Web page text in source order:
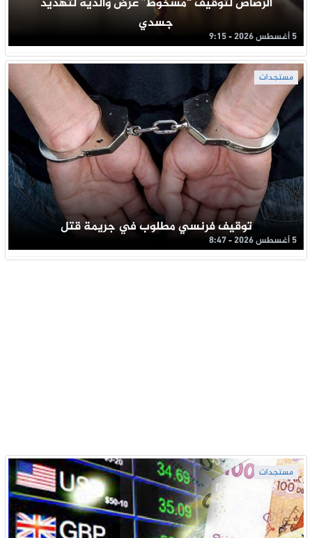
جسدي
5 أغسطس 2026 - 9:15
مستجدات
توقيف فرنسي مطلوب في جريمة قتل
5 أغسطس 2026 - 8:47
مستجدات